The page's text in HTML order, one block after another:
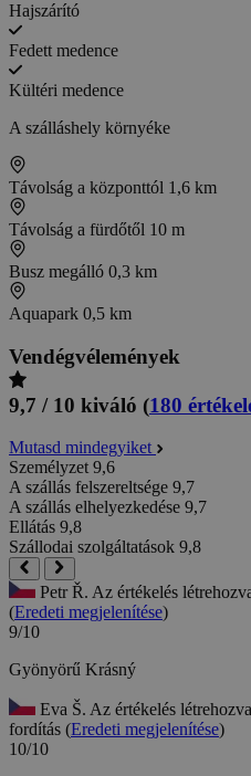
Hajszárító
Fedett medence
Kültéri medence
A szálláshely környéke
Távolság a központtól 1,6 km
Távolság a fürdőtől 10 m
Busz megálló 0,3 km
Aquapark 0,5 km
Vendégvélemények
9,7 / 10 kiváló (180
Mutasd mindegyiket
Személyzet 9,6
A szállás felszereltsége 9,7
A szállás elhelyezkedése 9,7
Ellátás 9,8
Szállodai szolgáltatások 9,8
Petr Ř. Az értékelés
(Eredeti megjelenítése)
9/10
Gyönyörű Krásný
Eva Š. Az értékelés
fordítás (Eredeti megjelenítése)
10/10